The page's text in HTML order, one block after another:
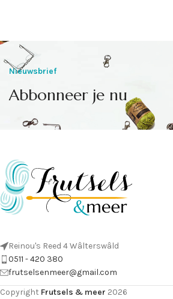
Nieuwsbrief
Abbonneer je nu
Reinou's Reed 4 Wâlterswâld
0511 - 420 380
frutselsenmeer@gmail.com
Copyright Frutsels & meer 2026